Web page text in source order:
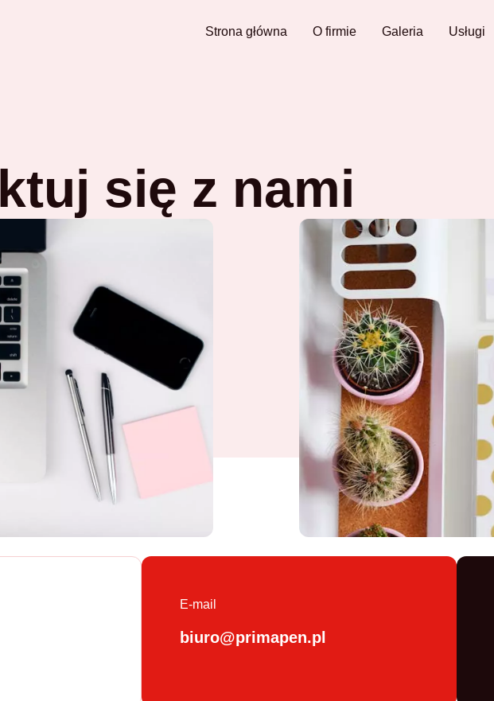
Strona główna O firmie Galeria Usługi
się z nami
E-mail
biuro@primapen.pl